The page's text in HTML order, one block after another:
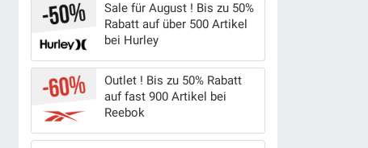
Sale für August ! Bis zu 50%
Rabatt auf über 500 Artikel
bei Hurley
Outlet ! Bis zu 50% Rabatt
auf fast 900 Artikel bei
Reebok